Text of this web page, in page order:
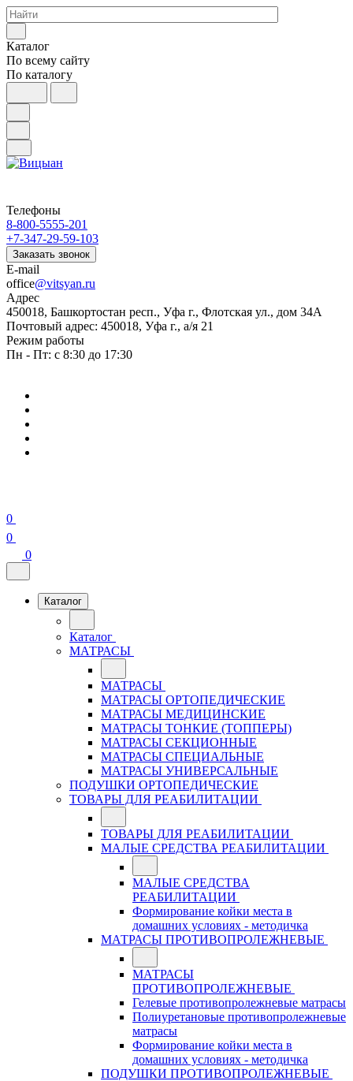
Каталог
По всему сайту
По каталогу
Телефоны
8-800-5555-201
+7-347-29-59-103
Заказать звонок
E-mail
office@vitsyan.ru
Адрес
450018, Башкортостан респ., Уфа г., Флотская ул., дом 34А
Почтовый адрес: 450018, Уфа г., а/я 21
Режим работы
Пн - Пт: с 8:30 до 17:30
0
0
0
Каталог
Каталог
МАТРАСЫ
МАТРАСЫ
МАТРАСЫ ОРТОПЕДИЧЕСКИЕ
МАТРАСЫ МЕДИЦИНСКИЕ
МАТРАСЫ ТОНКИЕ (ТОППЕРЫ)
МАТРАСЫ СЕКЦИОННЫЕ
МАТРАСЫ СПЕЦИАЛЬНЫЕ
МАТРАСЫ УНИВЕРСАЛЬНЫЕ
ПОДУШКИ ОРТОПЕДИЧЕСКИЕ
ТОВАРЫ ДЛЯ РЕАБИЛИТАЦИИ
ТОВАРЫ ДЛЯ РЕАБИЛИТАЦИИ
МАЛЫЕ СРЕДСТВА РЕАБИЛИТАЦИИ
МАЛЫЕ СРЕДСТВА
РЕАБИЛИТАЦИИ
Формирование койки места в
домашних условиях - методичка
МАТРАСЫ ПРОТИВОПРОЛЕЖНЕВЫЕ
МАТРАСЫ
ПРОТИВОПРОЛЕЖНЕВЫЕ
Гелевые противопролежневые матрасы
Полиуретановые противопролежневые
матрасы
Формирование койки места в
домашних условиях - методичка
ПОДУШКИ ПРОТИВОПРОЛЕЖНЕВЫЕ